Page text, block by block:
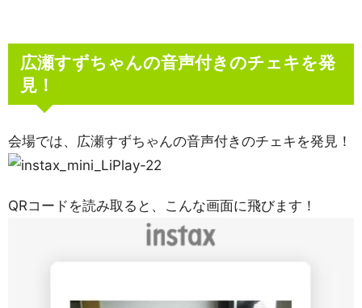
広瀬すずちゃんの音声付きのチェキを発
見！
会場では、広瀬すずちゃんの音声付きのチェキを発見！
QRコードを読み取ると、こんな画面に飛びます！